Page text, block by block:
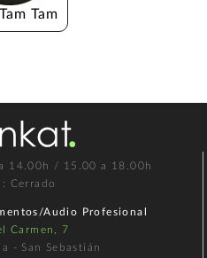
Tam
14.00h / 15.00 a 18.00h
: Cerrado
Audio Profesional
Carmen, 7
- San Sebastián